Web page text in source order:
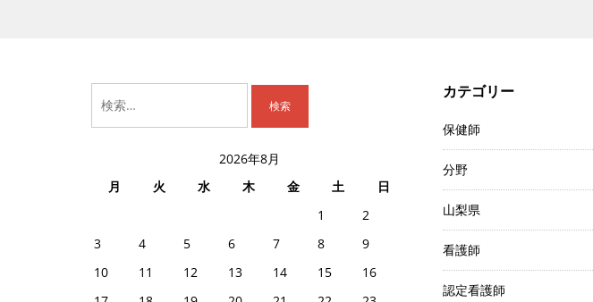
2026年8月
月
火 水 木 金 土
日
1
2
3
4 5 6 7 8
9
10
11 12 13 14 15
16
カテゴリー
保健師
分野
山梨県
看護師
認定看護師